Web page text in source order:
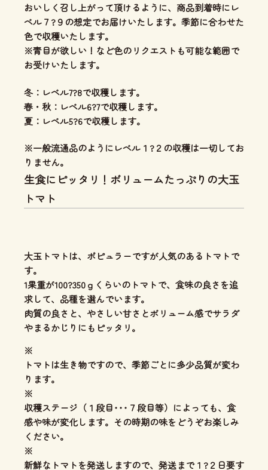
おいしく召し上がって頂けるように、商品到着時にレ
ベル７?９の想定でお届けいたします。季節に合わせた
色で収穫いたします。
※青目が欲しい！など色のリクエストも可能な範囲で
お受けいたします。
冬：レベル7?8で収穫します。
春・秋：レベル6?7で収穫します。
夏：レベル5?6で収穫します。
※一般流通品のようにレベル１?２の収穫は一切してお
りません。
生食にピッタリ！ボリュームたっぷりの大玉
トマト
大玉トマトは、ポピュラーですが人気のあるトマトで
す。
1果重が100?350ｇくらいのトマトで、食味の良さを追
求して、品種を選んでいます。
肉質の良さと、やさしい甘さとボリューム感でサラダ
やまるかじりにもピッタリ。
※
トマトは生き物ですので、季節ごとに多少品質が変わ
ります。
※
収穫ステージ（１段目･･･７段目等）によっても、食
感や味が変化します。その時期の味をどうぞお楽しみ
ください。
※
新鮮なトマトを発送しますので、発送まで１?２日要す